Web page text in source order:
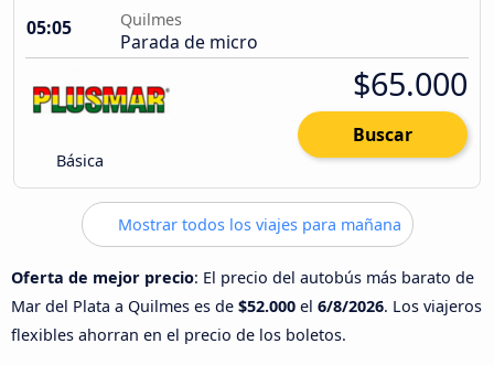
05:05
Quilmes
Parada de micro
Básica
$65.000
Buscar
Mostrar todos los viajes para mañana
Oferta de mejor precio: El precio del autobús más barato de
Mar del Plata a Quilmes es de $52.000 el 6/8/2026. Los viajeros
flexibles ahorran en el precio de los boletos.